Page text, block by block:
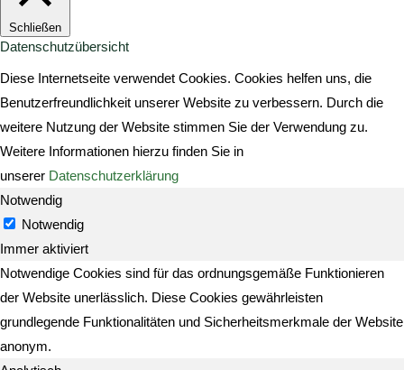
Schließen
Datenschutzübersicht
Diese Internetseite verwendet Cookies. Cookies helfen uns, die
Benutzerfreundlichkeit unserer Website zu verbessern. Durch die
weitere Nutzung der Website stimmen Sie der Verwendung zu.
Weitere Informationen hierzu finden Sie in
unserer Datenschutzerklärung
Notwendig
Notwendig
Immer aktiviert
Notwendige Cookies sind für das ordnungsgemäße Funktionieren
der Website unerlässlich. Diese Cookies gewährleisten
grundlegende Funktionalitäten und Sicherheitsmerkmale der Website
anonym.